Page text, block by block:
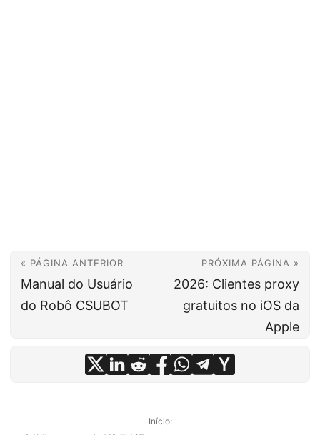
« PÁGINA ANTERIOR
Manual do Usuário
do Robô CSUBOT
PRÓXIMA PÁGINA »
2026: Clientes proxy
gratuitos no iOS da
Apple
Início: